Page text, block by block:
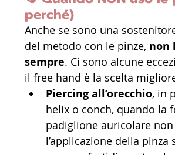
perché)
Anche se sono una
del metodo con le pinze, non
sempre. Ci sono alcune
il free hand è la scelta
Piercing all’orecchio, in
helix o conch, quando la
padiglione auricolare
l’applicazione della pinza